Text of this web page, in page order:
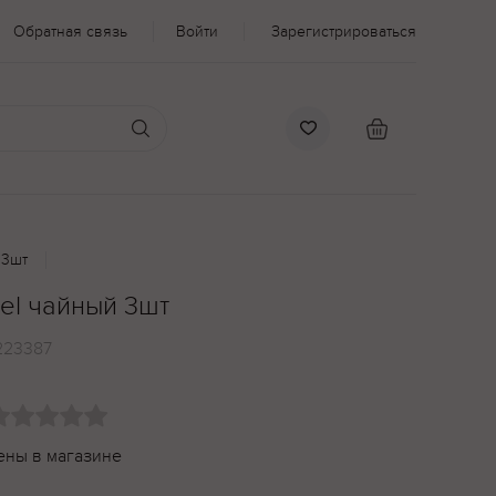
Обратная связь Войти Зарегистрироваться
чайный 3шт
в магазине